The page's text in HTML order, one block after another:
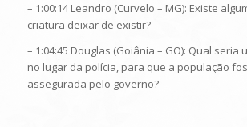
– 1:00:14 Leandro (Curvelo – MG): Existe
criatura deixar de existir?
– 1:04:45 Douglas (Goiânia – GO): Qual seria
no lugar da polícia, para que a população
assegurada pelo governo?